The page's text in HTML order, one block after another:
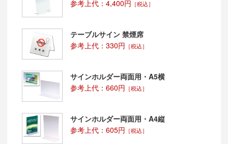
参考上代：4,400円 ［税込］
テーブルサイン 禁煙席
参考上代：330円 ［税込］
サインホルダー両面用・A5横
参考上代：660円 ［税込］
サインホルダー両面用・A4縦
参考上代：605円 ［税込］